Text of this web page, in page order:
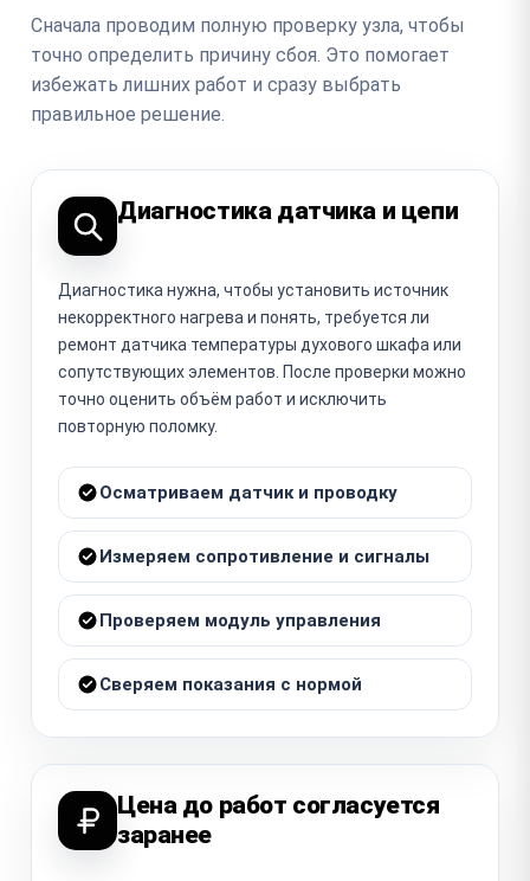
Сначала проводим полную проверку узла, чтобы
точно определить причину сбоя. Это помогает
избежать лишних работ и сразу выбрать
правильное решение.
Диагностика датчика и цепи
Диагностика нужна, чтобы установить источник
некорректного нагрева и понять, требуется ли
ремонт датчика температуры духового шкафа или
сопутствующих элементов. После проверки можно
точно оценить объём работ и исключить
повторную поломку.
Осматриваем датчик и проводку
Измеряем сопротивление и сигналы
Проверяем модуль управления
Сверяем показания с нормой
Цена до работ согласуется
заранее